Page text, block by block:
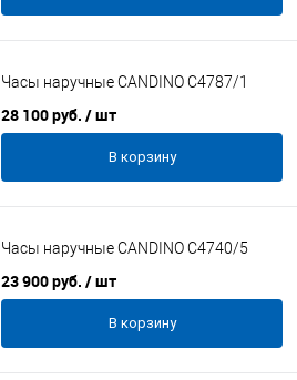
Часы наручные CANDINO C4787/1
28 100 руб. / шт
В корзину
Часы наручные CANDINO C4740/5
23 900 руб. / шт
В корзину